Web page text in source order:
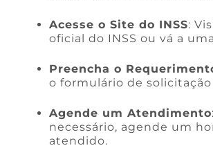
Acesse o Site do INSS:
oficial do INSS ou vá a
Preencha o
o formulário de
Agende um Atendimento
necessário, agende um
atendido.